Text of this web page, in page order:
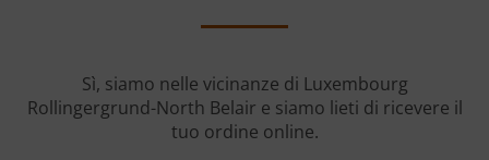
Sì, siamo nelle vicinanze di Luxembourg
Rollingergrund-North Belair e siamo lieti di ricevere il
tuo ordine online.